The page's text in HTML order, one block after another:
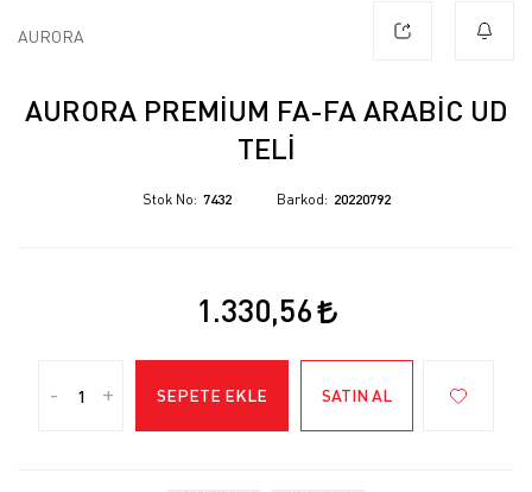
AURORA
AURORA PREMIUM FA-FA ARABIC UD
TELI
Stok No 7432 Barkod 20220792
1.330,56
- + SEPETE EKLE SATIN AL